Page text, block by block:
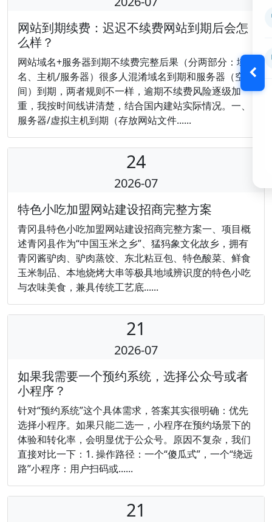
网站到期续费：迟迟不续费网站到期后会怎
么样？
网站域名+服务器到期不续费完整后果（分两部分：域
名、主机/服务器）很多人混淆域名到期和服务器（空
间）到期，两者规则不一样，逾期不续费风险逐级加
重，我按时间线讲清楚，结合国内建站实际情况。一、
服务器/虚拟主机到期（存放网站文件......
24
2026-07
特色小吃加盟网站建设招商完整方案
青冈县特色小吃加盟网站建设招商完整方案一、项目概
述青冈县作为“中国玉米之乡”、猛犸象文化故乡，拥有
青冈酱驴肉、驴肉蒸饺、东北粘豆包、特色酸菜、鲜食
玉米制品、本地烧烤大串等极具地域辨识度的特色小吃
与农味美食，兼具传统工艺底......
21
2026-07
如果我需要一个预约系统，选择公众号或者
小程序？
针对“预约系统”这个具体需求，答案其实很明确：优先
选择小程序。如果只能二选一，小程序在预约场景下的
体验和转化率，会明显优于公众号。原因不复杂，我们
直接对比一下：1. 操作路径：一个“傻瓜式”，一个“绕远
路”小程序：用户扫码或......
21